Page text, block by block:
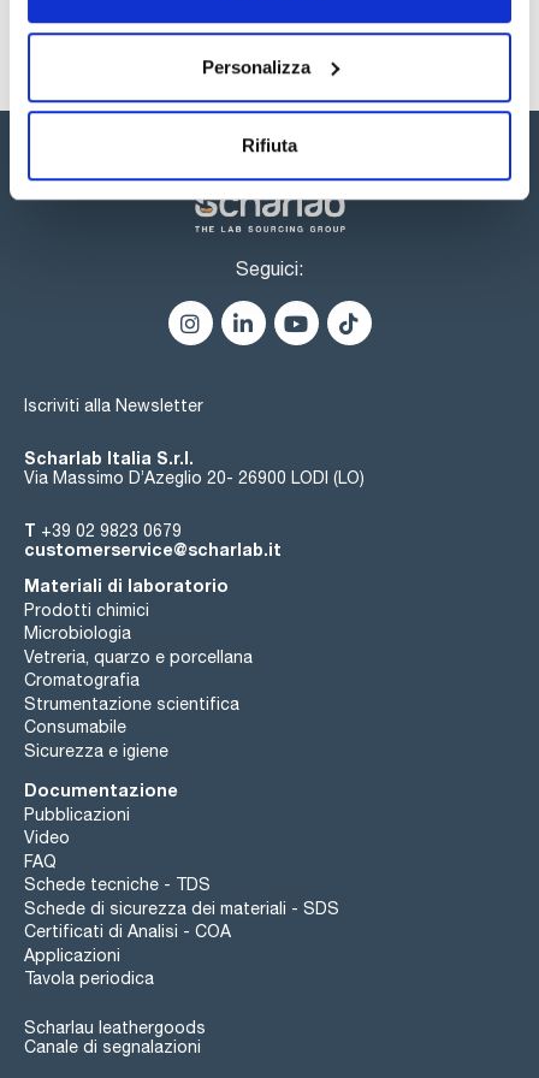
Personalizza
Rifiuta
Seguici:
Iscriviti alla Newsletter
Scharlab Italia S.r.l.
Via Massimo D’Azeglio 20- 26900 LODI (LO)
T +39 02 9823 0679
customerservice@scharlab.it
Materiali di laboratorio
Prodotti chimici
Microbiologia
Vetreria, quarzo e porcellana
Cromatografia
Strumentazione scientifica
Consumabile
Sicurezza e igiene
Documentazione
Pubblicazioni
Video
FAQ
Schede tecniche - TDS
Schede di sicurezza dei materiali - SDS
Certificati di Analisi - COA
Applicazioni
Tavola periodica
Scharlau leathergoods
Canale di segnalazioni